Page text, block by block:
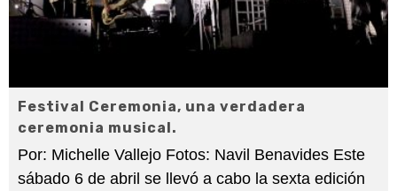
Festival Ceremonia, una verdadera
ceremonia musical.
Por: Michelle Vallejo Fotos: Navil Benavides Este
sábado 6 de abril se llevó a cabo la sexta edición